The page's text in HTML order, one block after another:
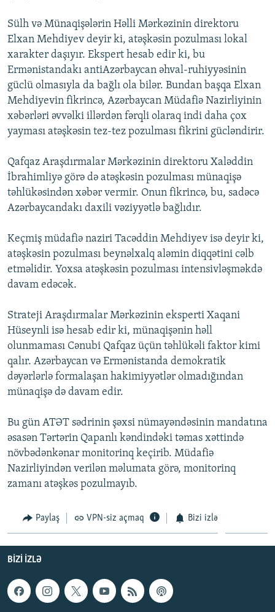
Sülh və Münaqişələrin Həlli Mərkəzinin direktoru
Elxan Mehdiyev deyir ki, atəşkəsin pozulması lokal
xarakter daşıyır. Ekspert hesab edir ki, bu
Ermənistandakı antiAzərbaycan əhval-ruhiyyəsinin
güclü olmasıyla da bağlı ola bilər. Bundan başqa Elxan
Mehdiyevin fikrincə, Azərbaycan Müdafiə Nazirliyinin
xəbərləri əvvəlki illərdən fərqli olaraq indi daha çox
yayması atəşkəsin tez-tez pozulması fikrini gücləndirir.
Qafqaz Araşdırmalar Mərkəzinin direktoru Xaləddin
İbrahimliyə görə də atəşkəsin pozulması münaqişə
təhlükəsindən xəbər vermir. Onun fikrincə, bu, sadəcə
Azərbaycandakı daxili vəziyyətlə bağlıdır.
Keçmiş müdafiə naziri Tacəddin Mehdiyev isə deyir ki,
atəşkəsin pozulması beynəlxalq aləmin diqqətini cəlb
etməlidir. Yoxsa atəşkəsin pozulması intensivləşməkdə
davam edəcək.
Strateji Araşdırmalar Mərkəzinin eksperti Xaqani
Hüseynli isə hesab edir ki, münaqişənin həll
olunmaması Cənubi Qafqaz üçün təhlükəli faktor kimi
qalır. Azərbaycan və Ermənistanda demokratik
dəyərlərlə formalaşan hakimiyyətlər olmadığından
münaqişə də davam edir.
Bu gün ATƏT sədrinin şəxsi nümayəndəsinin mandatına
əsasən Tərtərin Qapanlı kəndindəki təmas xəttində
növbədənkənar monitorinq keçirib. Müdafiə
Nazirliyindən verilən məlumata görə, monitorinq
zamanı atəşkəs pozulmayıb.
Paylaş VPN-siz açmaq Bizi izlə
BIZI IZLƏ